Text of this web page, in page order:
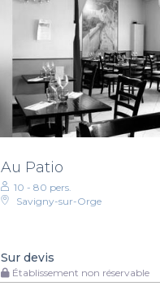
Au Patio
10 - 80 pers.
Savigny-sur-Orge
Sur devis
Établissement non réservable